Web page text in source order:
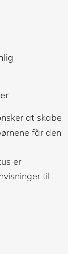
at skabe
får den
er
til